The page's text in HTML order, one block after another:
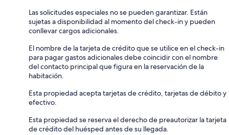
Las solicitudes especiales no se pueden garantizar. Están
sujetas a disponibilidad al momento del check-in y pueden
conllevar cargos adicionales.
El nombre de la tarjeta de crédito que se utilice en el check-in
para pagar gastos adicionales debe coincidir con el nombre
del contacto principal que figura en la reservación de la
habitación.
Esta propiedad acepta tarjetas de crédito, tarjetas de débito y
efectivo.
Esta propiedad se reserva el derecho de preautorizar la tarjeta
de crédito del huésped antes de su llegada.